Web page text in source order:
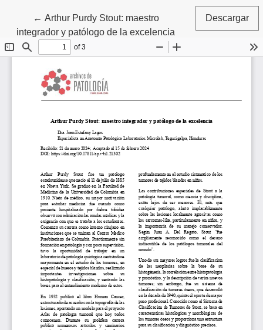
← Volver a los detalles del artículo
Arthur Purdy Stout: maestro
integrador y patólogo de la excelencia
Descargar